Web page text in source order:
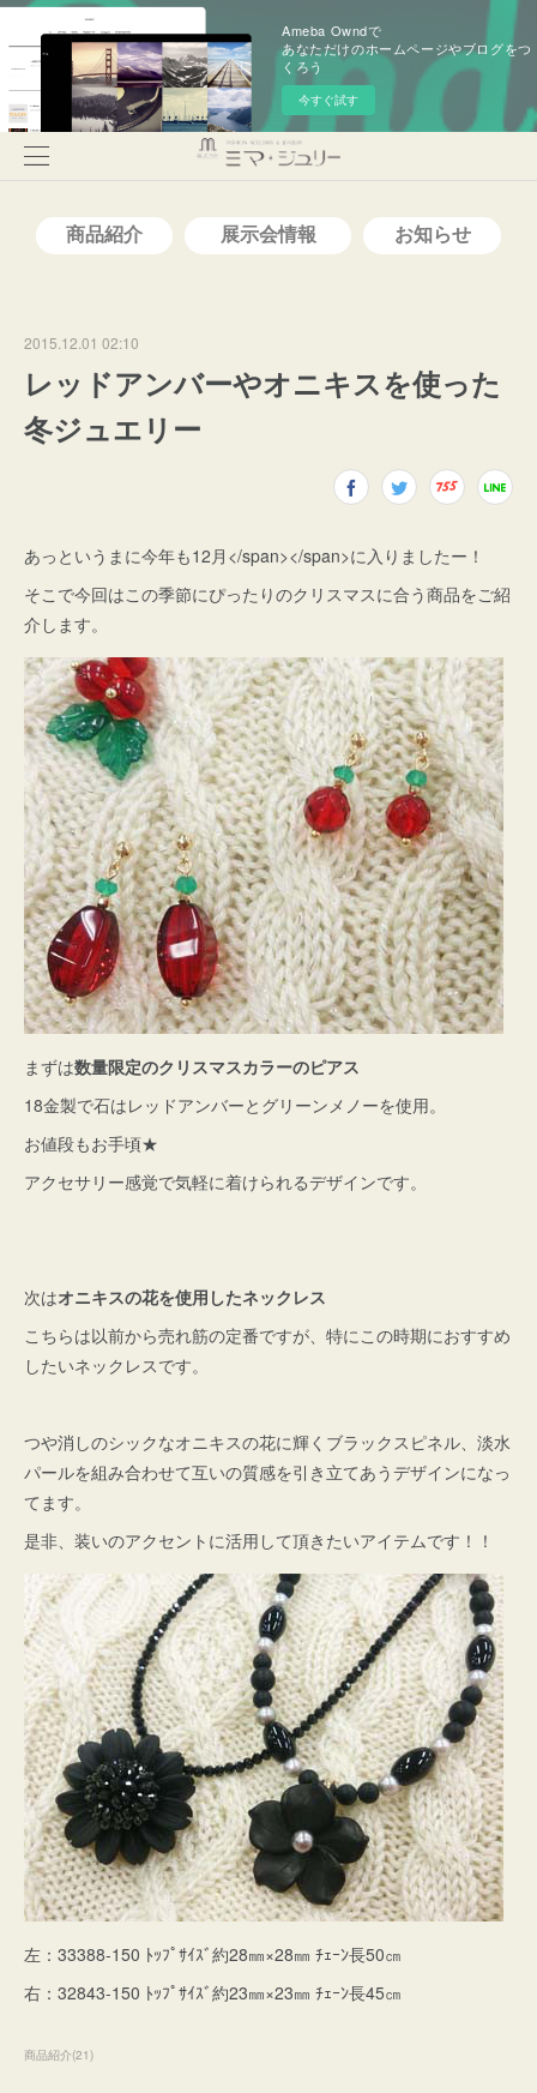
Ameba Owndで
あなただけのホームページやブログをつ
くろう
今すぐ試す
2015.12.01 02:10
レッドアンバーやオニキスを使った
冬ジュエリー
あっというまに今年も12月</span></span>に入りましたー！
そこで今回はこの季節にぴったりのクリスマスに合う商品をご紹
介します。
まずは数量限定のクリスマスカラーのピアス
18金製で石はレッドアンバーとグリーンメノーを使用。
お値段もお手頃★
アクセサリー感覚で気軽に着けられるデザインです。
次はオニキスの花を使用したネックレス
こちらは以前から売れ筋の定番ですが、特にこの時期におすすめ
したいネックレスです。
つや消しのシックなオニキスの花に輝くブラックスピネル、淡水
パールを組み合わせて互いの質感を引き立てあうデザインになっ
てます。
是非、装いのアクセントに活用して頂きたいアイテムです！！
左：33388-150 ﾄｯﾌﾟｻｲｽﾞ約28㎜×28㎜ ﾁｪｰﾝ長50㎝
右：32843-150 ﾄｯﾌﾟｻｲｽﾞ約23㎜×23㎜ ﾁｪｰﾝ長45㎝
商品紹介(21)